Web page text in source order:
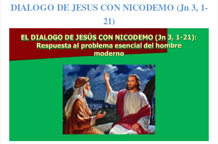
DIALOGO DE JESUS CON NICODEMO (Jn 3, 1-
21)